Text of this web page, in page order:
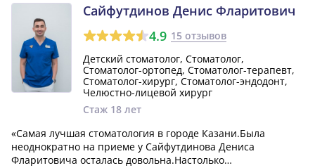
порадовали!»
Сайфутдинов Денис Фларитович
4.9 15 отзывов
Детский стоматолог, Стоматолог,
Стоматолог-ортопед, Стоматолог-терапевт,
Стоматолог-хирург, Стоматолог-эндодонт,
Челюстно-лицевой хирург
Стаж 18 лет
«Самая лучшая стоматология в городе Казани.Была
неоднократно на приеме у Сайфутдинова Дениса
Фларитовича осталась довольна.Настолько